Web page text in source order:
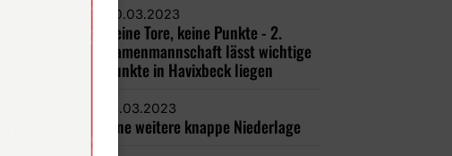
20.03.2023
Keine Tore, keine Punkte - 2.
Damenmannschaft lässt wichtige
Punkte in Havixbeck liegen
15.03.2023
Eine weitere knappe Niederlage